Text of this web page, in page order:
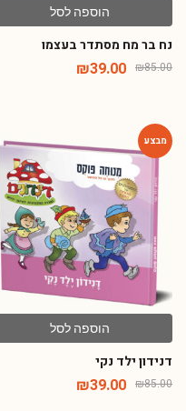
הוספה לסל
נח בר מח מסתדר בעצמו
₪85.00
₪39.00
הוספה לסל
דנידון ילד נקי
₪85.00
₪39.00